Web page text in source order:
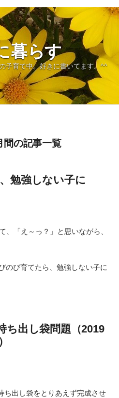
暮らす
子育て中。好きに書いてます。^^
間の記事一覧
勉強しない子に
、「え～っ？」と思いながら、
ち出し袋問題（2019
ち出し袋をとりあえず完成させ